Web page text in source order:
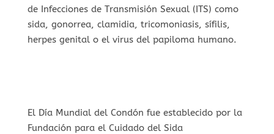
de Infecciones de Transmisión Sexual (ITS) como
sida, gonorrea, clamidia, tricomoniasis, sífilis,
herpes genital o el virus del papiloma humano.
El Día Mundial del Condón fue establecido por la
Fundación para el Cuidado del Sida